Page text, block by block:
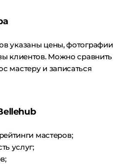
указаны цены, фотографии
клиентов. Можно сравнить
мастеру и записаться
мастеров;
услуг;